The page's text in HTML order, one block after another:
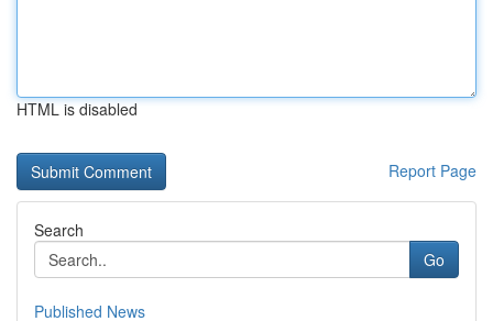
HTML is disabled
Report Page
Search
Go
Published News